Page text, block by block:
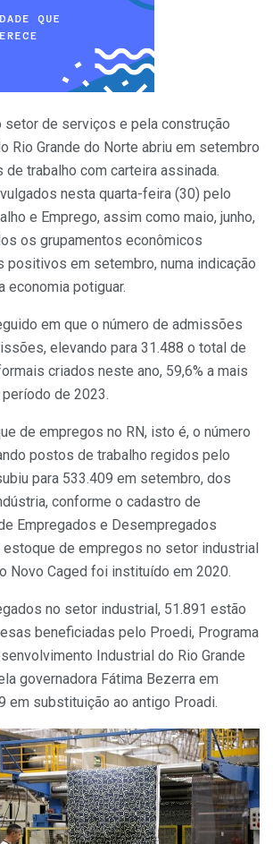
setor de serviços e pela construção
Rio Grande do Norte abriu em setembro
de trabalho com carteira assinada.
nesta quarta-feira (30) pelo
e Emprego, assim como maio, junho,
os grupamentos econômicos
positivos em setembro, numa indicação
economia potiguar.
em que o número de admissões
elevando para 31.488 o total de
criados neste ano, 59,6% a mais
de 2023.
de empregos no RN, isto é, o número
postos de trabalho regidos pelo
para 533.409 em setembro, dos
conforme o cadastro de
Empregados e Desempregados
estoque de empregos no setor industrial
Novo Caged foi instituído em 2020.
no setor industrial, 51.891 estão
beneficiadas pelo Proedi, Programa
Industrial do Rio Grande
governadora Fátima Bezerra em
em substituição ao antigo Proadi.